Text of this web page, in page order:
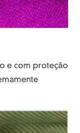
e com proteção